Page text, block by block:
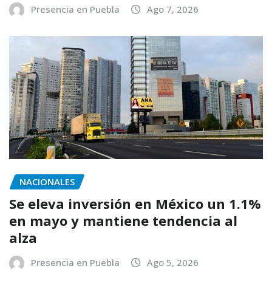
Presencia en Puebla Ago 7, 2026
NACIONALES
Se eleva inversión en México un 1.1%
en mayo y mantiene tendencia al
alza
Presencia en Puebla Ago 5, 2026